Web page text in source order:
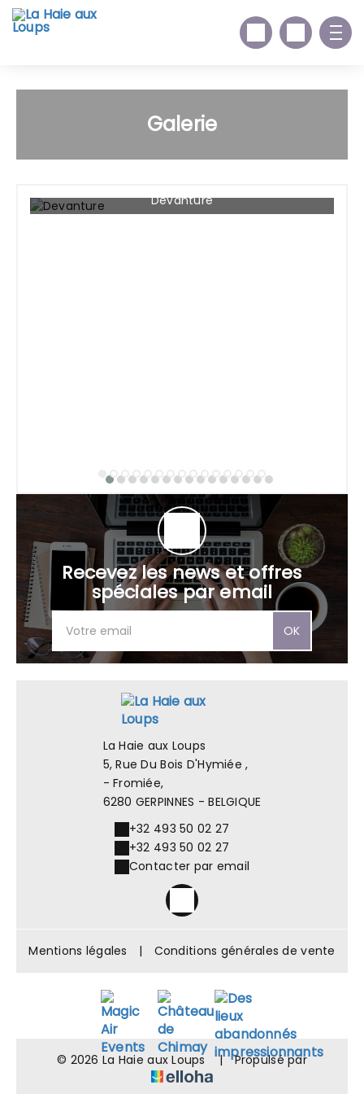
Galerie
Devanture
Recevez les news et offres
spéciales par email
OK
La Haie aux Loups
5, Rue Du Bois D'Hymiée ,
- Fromiée,
6280 GERPINNES - BELGIQUE
+32 493 50 02 27
+32 493 50 02 27
Contacter par email
Mentions légales | Conditions générales de vente
© 2026 La Haie aux Loups | Propulsé par